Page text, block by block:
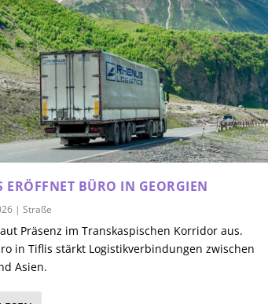
ERÖFFNET BÜRO IN GEORGIEN
| Straße
Präsenz im Transkaspischen Korridor aus.
in Tiflis stärkt Logistikverbindungen zwischen
Asien.